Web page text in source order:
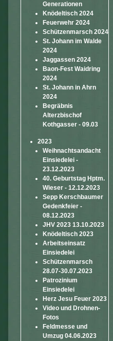
Generationen
Knödeltisch 2024
Feuerwehr 2024
Schützenmarsch 2024
St. Johann im Walde
2024
Jaggassen 2024
Baon-Fest Waidring
2024
St. Johann in Ahrn
2024
Begräbnis
Alterzbischof
Kothgasser - 09.03
2023
Weihnachtsandacht
Einsiedelei -
23.12.2023
40. Geburtstag Hptm.
Wieser - 12.12.2023
Sepp Kerschbaumer
Gedenkfeier -
08.12.2023
JHV 2023 13.10.2023
Knödeltisch 2023
Arbeitseinsatz
Einsiedelei
Schützenmarsch
28.07-30.07.2023
Patrozinium
Einsiedelei
Herz Jesu Feuer 2023
Video und Drohnen-
Fotos
Feldmesse und
Umzug 04.06.2023